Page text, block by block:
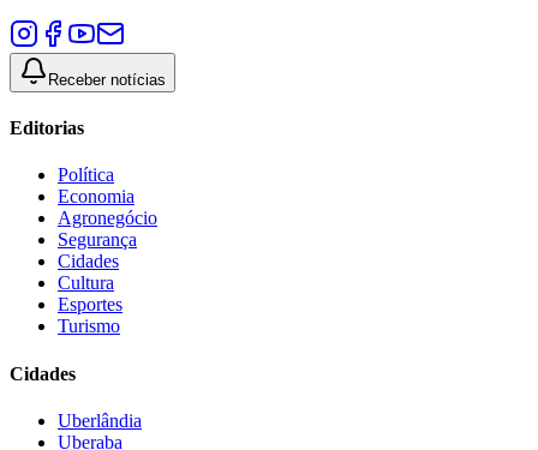
Receber notícias
Editorias
Política
Economia
Agronegócio
Segurança
Cidades
Cultura
Esportes
Turismo
Cidades
Uberlândia
Uberaba